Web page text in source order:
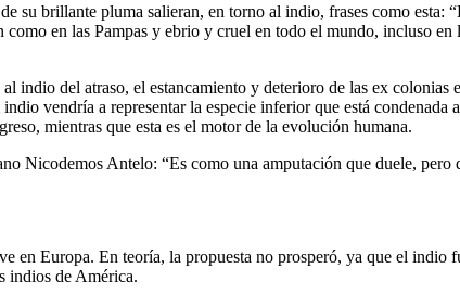
su brillante pluma salieran, en torno al indio, frases como esta:
en las Pampas y ebrio y cruel en todo el mundo, incluso en
indio del atraso, el estancamiento y deterioro de las ex colonias
vendría a representar la especie inferior que está condenada
mientras que esta es el motor de la evolución humana.
Antelo: “Es como una amputación que duele, pero
Europa. En teoría, la propuesta no prosperó, ya que el indio
indios de América.